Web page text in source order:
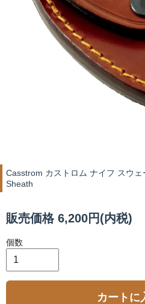
Casstrom カストロム ナイフ スウ
Sheath
販売価格 6,200円(内税)
個数
カートに